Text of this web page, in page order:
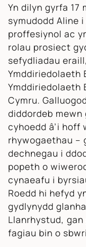
Yn dilyn gyrfa
symudodd Aline
proffesiynol ac
rolau prosiect
sefydliadau
Ymddiriedolaeth
Ymddiriedolaeth
Cymru.
diddordeb mewn
cyhoedd â’i hoff
rhywogaethau –
dechnegau i
popeth o
cynaeafu i
Roedd hi hefyd
gydlynydd
Llanrhystud,
fagiau bin o